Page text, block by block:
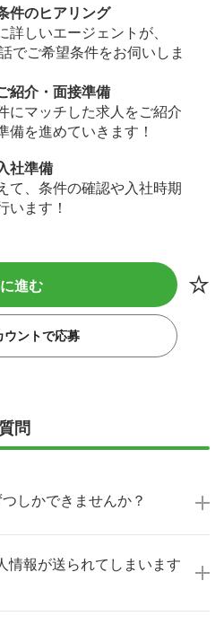
件のヒアリング
詳しいエージェントが、
でご希望条件をお伺いしま
紹介・面接準備
にマッチした求人をご紹介
備を進めていきます！
社準備
て、条件の確認や入社時期
います！
進む
ントで応募
問
しかできませんか？
ビを利用して転職に成功した方
自分に合った職場を選ばれて
情報が送られてしまいます